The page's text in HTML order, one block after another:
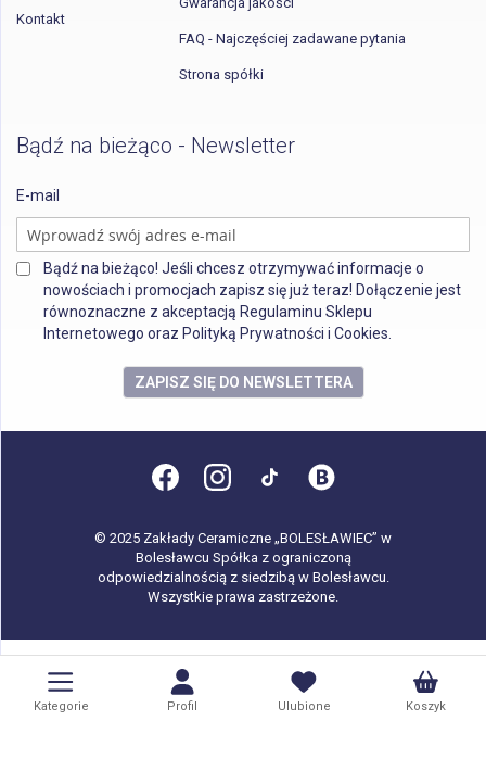
Kontakt
FAQ - Najczęściej zadawane pytania
Strona spółki
Bądź na bieżąco - Newsletter
E-mail
Bądź na bieżąco! Jeśli chcesz otrzymywać informacje o
nowościach i promocjach zapisz się już teraz! Dołączenie jest
równoznaczne z akceptacją Regulaminu Sklepu
Internetowego oraz Polityką Prywatności i Cookies.
ZAPISZ SIĘ DO NEWSLETTERA
Kategorie Profil Ulubione Koszyk
© 2025 Zakłady Ceramiczne „BOLESŁAWIEC” w
Bolesławcu Spółka z ograniczoną
odpowiedzialnością z siedzibą w Bolesławcu.
Wszystkie prawa zastrzeżone.